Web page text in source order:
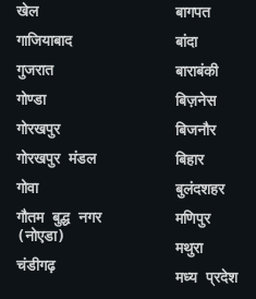
खेल
गाजियाबाद
गुजरात
गोण्डा
गोरखपुर
गोरखपुर मंडल
गोवा
गौतम बुद्ध नगर
(नोएडा)
चंडीगढ़
बागपत
बांदा
बाराबंकी
बिज़नेस
बिजनौर
बिहार
बुलंदशहर
मणिपुर
मथुरा
मध्य प्रदेश